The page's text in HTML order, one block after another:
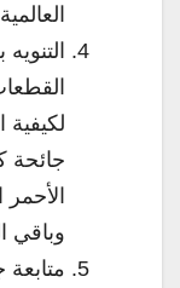
جائحة
وباقي
متابعة